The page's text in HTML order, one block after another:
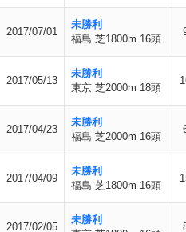
2017/07/01
未勝利
福島 芝1800m 16頭
2017/05/13
未勝利
東京 芝2000m 18頭
2017/04/23
未勝利
福島 芝2000m 16頭
2017/04/09
未勝利
福島 芝1800m 16頭
2017/02/05
未勝利